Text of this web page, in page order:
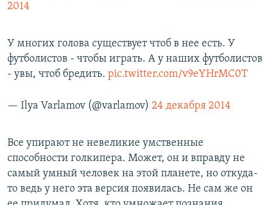
2014
У многих голова существует чтоб в нее есть. У
футболистов - чтобы играть. А у наших футболистов
- увы, чтоб бредить. pic.twitter.com/v9eYHrMC0T
— Ilya Varlamov (@varlamov) 24 декабря 2014
Все упирают не невеликие умственные
способности голкипера. Может, он и вправду не
самый умный человек на этой планете, но откуда-
то ведь у него эта версия появилась. Не сам же он